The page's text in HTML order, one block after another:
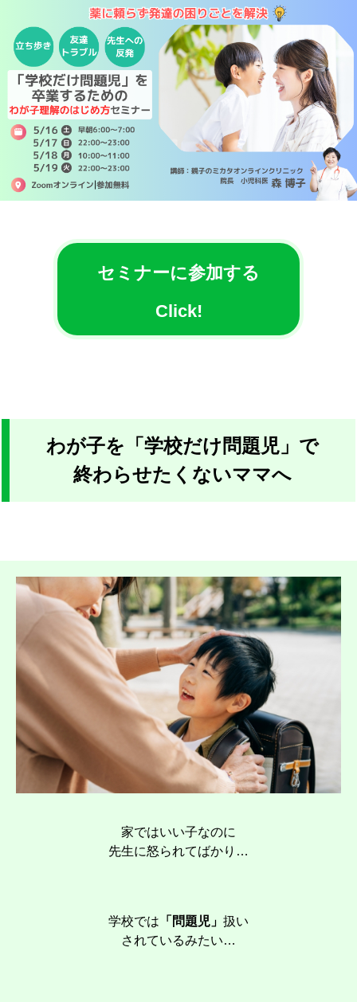
セミナーに参加する
Click!
わが子を「学校だけ問題児」で
終わらせたくないママへ
家ではいい子なのに
先生に怒られてばかり…
学校では 「問題児」 扱い
されているみたい…